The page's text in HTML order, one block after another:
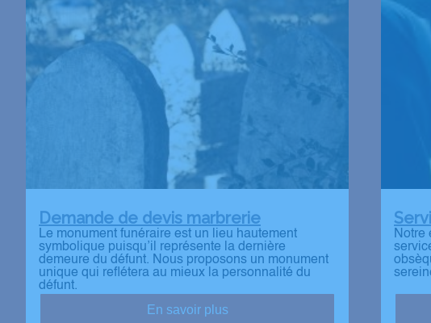
Demande de devis marbrerie
Le monument funéraire est un lieu hautement
symbolique puisqu’il représente la dernière
demeure du défunt. Nous proposons un monument
unique qui reflétera au mieux la personnalité du
défunt.
En savoir plus
Notre